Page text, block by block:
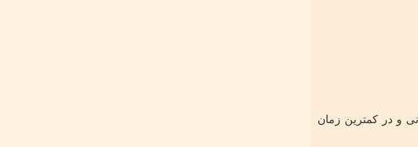
و در كمترين زمان